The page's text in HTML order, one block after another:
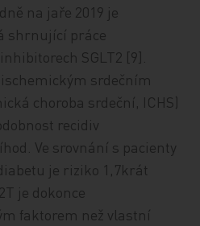
na jaře 2019 je
shrnující práce
SGLT2 [9].
srdečním
choroba srdeční, ICHS)
recidiv
Ve srovnání s pacienty
je riziko 1,7krát
je dokonce
faktorem než vlastní